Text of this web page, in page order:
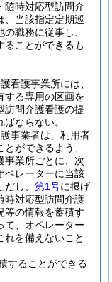
随時対応型訪問介
、当該指定定期巡
職務に従事し、
ることができるも
看護事業所には、
する専用の区画を
訪問介護看護の提
ならない。
事業者は、利用者
ができるよう、
事業所ごとに、次
ペレーターに当該
だし、 第1号に掲げ
時対応型訪問介護
等の情報を蓄積す
て、オペレーター
を備えないこと
することができる